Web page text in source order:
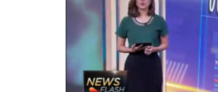
#kredit perbankan #industri